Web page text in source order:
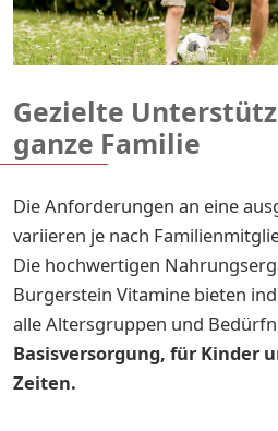
Gezielte
ganze Familie
Die Anforderungen an eine
variieren je nach
Die hochwertigen
Burgerstein Vitamine bieten
alle Altersgruppen und
Basisversorgung, für Kinder
Zeiten.